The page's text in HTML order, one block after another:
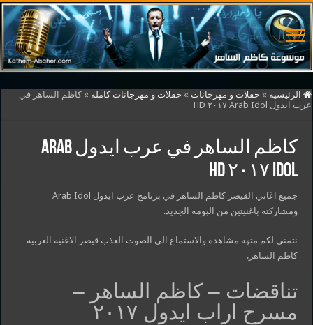
الرئيسية » حفلات و مهرجانات » حفلات و مهرجانات كاملة » كاظم الساهر في
عرب ايدول Arab Idol ٢٠١٧ HD
كاظم الساهر في عرب ايدول Arab
Idol ٢٠١٧ HD
جميع اغاني القيصر كاظم الساهر في برنامج عرب ايدول Arab Idol
ومشاركته باغنيتين من البومه الجديد.
نتمنى لكم متهة مشاهدة والاستماع الى الصوت العذب قيصر الاغنيه العربية
كاظم الساهر.
تناقضات – كاظم الساهر –
مسرح اراب ايدول ٢٠١٧